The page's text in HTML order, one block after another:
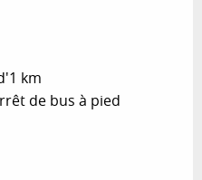
km
de bus à pied